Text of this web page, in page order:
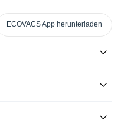
ECOVACS App herunterladen